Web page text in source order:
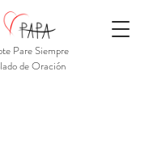
Pare Siempre
de Oración